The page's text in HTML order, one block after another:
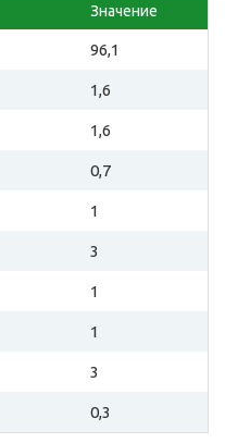
Значение
96,1
1,6
1,6
0,7
1
3
1
1
3
0,3